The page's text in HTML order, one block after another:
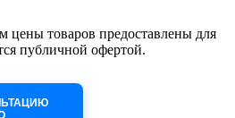
цены товаров предоставлены для
публичной офертой.